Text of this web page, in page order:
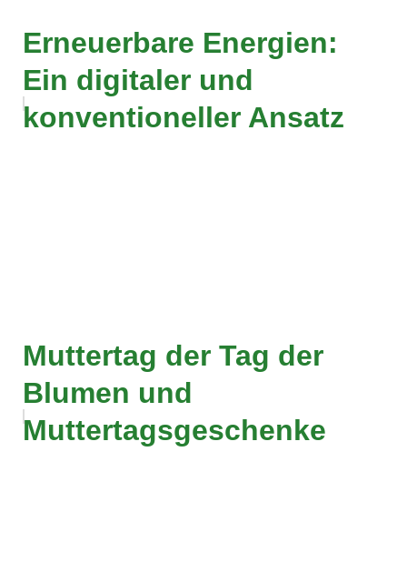
Erneuerbare Energien:
Ein digitaler und
konventioneller Ansatz
Muttertag der Tag der
Blumen und
Muttertagsgeschenke